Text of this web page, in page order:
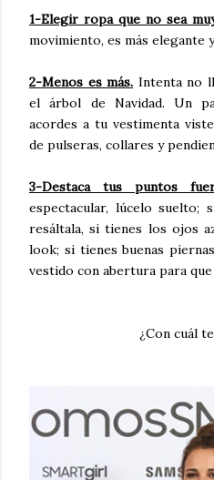
1-Elegir ropa que no sea
movimiento, es más elegante
2-Menos es más. Intenta no
el árbol de Navidad. Un
acordes a tu vestimenta
de pulseras, collares y
3-Destaca tus puntos
espectacular, lúcelo suelto;
resáltala, si tienes los ojos
look; si tienes buenas
vestido con abertura para que
¿Con cuál